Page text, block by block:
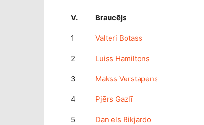
V. Braucējs
1 Valteri Botass
2 Luiss Hamiltons
3 Makss Verstapens
4 Pjērs Gazlī
5 Daniels Rikjardo